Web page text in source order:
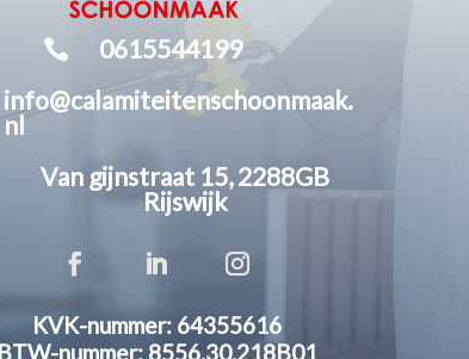

0615544199
info@calamiteitenschoonmaak.
nl
Van gijnstraat 15, 2288GB
Rijswijk
KVK-nummer: 64355616
BTW-nummer: 8556.30.218B01